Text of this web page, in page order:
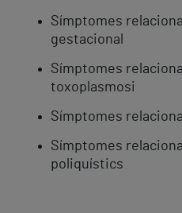
Símptomes
gestacional
Símptomes
toxoplasmosi
Símptomes
Símptomes
poliquístics